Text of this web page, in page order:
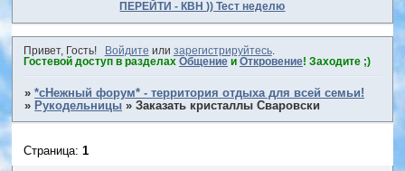
ПЕРЕЙТИ - КВН )) Тест неделю
Привет, Гость! Войдите или зарегистрируйтесь.
Гостевой доступ в разделах Общениеи Откровение! Заходите ;)
»*сНежный форум* - территория отдыха для всей семьи!
» Рукодельницы »Заказать кристаллы Сваровски
Страница:1